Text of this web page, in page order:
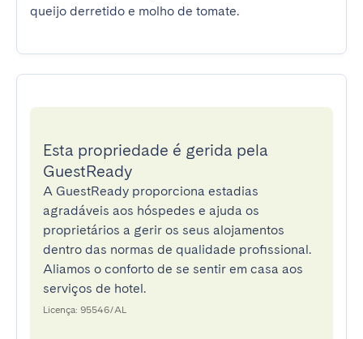
queijo derretido e molho de tomate.
Esta propriedade é gerida pela
GuestReady
A GuestReady proporciona estadias
agradáveis aos hóspedes e ajuda os
proprietários a gerir os seus alojamentos
dentro das normas de qualidade profissional.
Aliamos o conforto de se sentir em casa aos
serviços de hotel.
Licença: 95546/AL